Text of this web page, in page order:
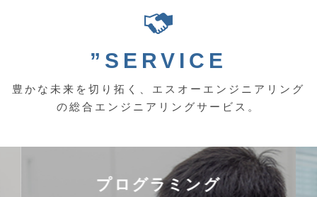
”SERVICE
豊かな未来を切り拓く、エスオーエンジニアリング
の総合エンジニアリングサービス。
プログラミング